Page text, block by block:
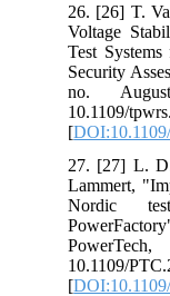
26. [26] T.
Voltage
Test
Security
no.
10.1109/
[
27. [27] L.
Lammert,
Nordic
10.1109/
[